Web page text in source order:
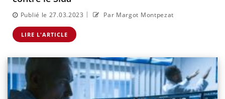
Publié le 27.03.2023 | Par Margot Montpezat
LIRE L'ARTICLE